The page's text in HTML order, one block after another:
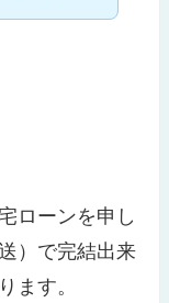
ローンを申し
）で完結出来
ます。